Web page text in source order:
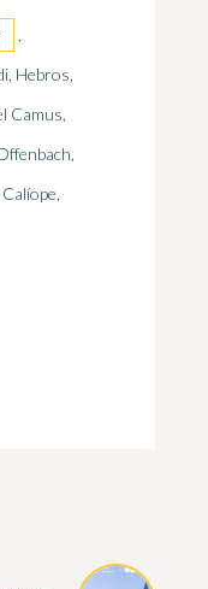
,
Hebros,
Camus,
Calíope,